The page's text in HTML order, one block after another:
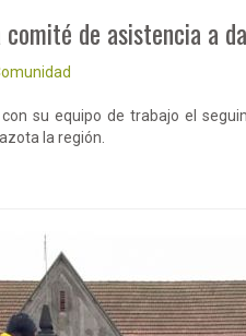
de asistencia a
su equipo de trabajo el
la región.